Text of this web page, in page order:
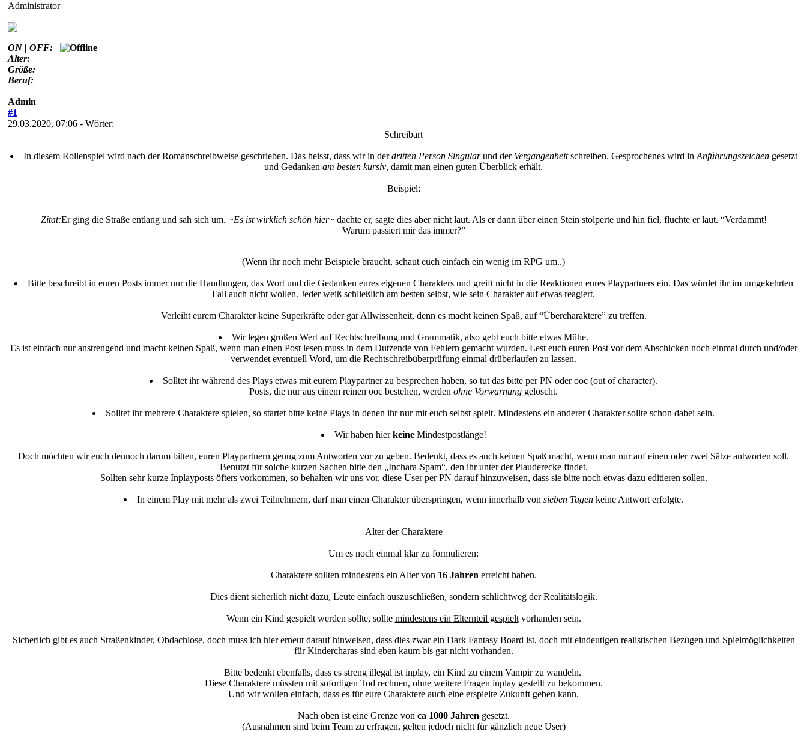
Administrator
ON | OFF:
Alter:
Größe:
Beruf:
Admin
#1
29.03.2020, 07:06 - Wörter:
Schreibart
In diesem Rollenspiel wird nach der Romanschreibweise geschrieben. Das heisst, dass wir in derdritten Person Singularund der Vergangenheitschreiben. Gesprochenes wird in Anführungszeichengesetzt
und Gedanken am besten kursiv, damit man einen guten Überblick erhält.
Beispiel:
Zitat:Er ging die Straße entlang und sah sich um. ~Es ist wirklich schön hier~dachte er, sagte dies aber nicht laut. Als er dann über einen Stein stolperte und hin fiel, fluchte er laut. “Verdammt!
Warum passiert mir das immer?”
(Wenn ihr noch mehr Beispiele braucht, schaut euch einfach ein wenig im RPG um..)
Bitte beschreibt in euren Posts immer nur die Handlungen, das Wort und die Gedanken eures eigenen Charakters und greift nicht in die Reaktionen eures Playpartners ein. Das würdet ihr im umgekehrten
Fall auch nicht wollen. Jeder weiß schließlich am besten selbst, wie sein Charakter auf etwas reagiert.
Verleiht eurem Charakter keine Superkräfte oder gar Allwissenheit, denn es macht keinen Spaß, auf “Übercharaktere” zu treffen.
Wir legen großen Wert auf Rechtschreibung und Grammatik, also gebt euch bitte etwas Mühe.
Es ist einfach nur anstrengend und macht keinen Spaß, wenn man einen Post lesen muss in dem Dutzende von Fehlern gemacht wurden. Lest euch euren Post vor dem Abschicken noch einmal durch und/oder
verwendet eventuell Word, um die Rechtschreibüberprüfung einmal drüberlaufen zu lassen.
Solltet ihr während des Plays etwas mit eurem Playpartner zu besprechen haben, so tut das bitte per PN oder ooc (out of character).
Posts, die nur aus einem reinen ooc bestehen, werden ohne Vorwarnung gelöscht.
Solltet ihr mehrere Charaktere spielen, so startet bitte keine Plays in denen ihr nur mit euch selbst spielt. Mindestens ein anderer Charakter sollte schon dabei sein.
Wir haben hierkeineMindestpostlänge!
Doch möchten wir euch dennoch darum bitten, euren Playpartnern genug zum Antworten vor zu geben. Bedenkt, dass es auch keinen Spaß macht, wenn man nur auf einen oder zwei Sätze antworten soll.
Benutzt für solche kurzen Sachen bitte den „Inchara-Spam“, den ihr unter der Plauderecke findet.
Sollten sehr kurze Inplayposts öfters vorkommen, so behalten wir uns vor, diese User per PN darauf hinzuweisen, dass sie bitte noch etwas dazu editieren sollen.
In einem Play mit mehr als zwei Teilnehmern, darf man einen Charakter überspringen, wenn innerhalb von sieben Tagen keine Antwort erfolgte.
Alter der Charaktere
Um es noch einmal klar zu formulieren:
Charaktere sollten mindestens ein Alter von 16 Jahren erreicht haben.
Dies dient sicherlich nicht dazu, Leute einfach auszuschließen, sondern schlichtweg der Realitätslogik.
Wenn ein Kind gespielt werden sollte, sollte mindestens ein Elternteil gespieltvorhanden sein.
Sicherlich gibt es auch Straßenkinder, Obdachlose, doch muss ich hier erneut darauf hinweisen, dass dies zwar ein Dark Fantasy Board ist, doch mit eindeutigen realistischen Bezügen und Spielmöglichkeiten
für Kindercharas sind eben kaum bis gar nicht vorhanden.
Bitte bedenkt ebenfalls, dass es streng illegal ist inplay, ein Kind zu einem Vampir zu wandeln.
Diese Charaktere müssten mit sofortigen Tod rechnen, ohne weitere Fragen inplay gestellt zu bekommen.
Und wir wollen einfach, dass es für eure Charaktere auch eine erspielte Zukunft geben kann.
Nach oben ist eine Grenze von ca 1000 Jahren gesetzt.
(Ausnahmen sind beim Team zu erfragen, gelten jedoch nicht für gänzlich neue User)